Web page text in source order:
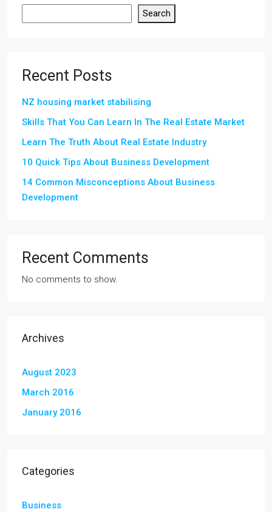
Search
Recent Posts
NZ housing market stabilising
Skills That You Can Learn In The Real Estate Market
Learn The Truth About Real Estate Industry
10 Quick Tips About Business Development
14 Common Misconceptions About Business
Development
Recent Comments
No comments to show.
Archives
August 2023
March 2016
January 2016
Categories
Business